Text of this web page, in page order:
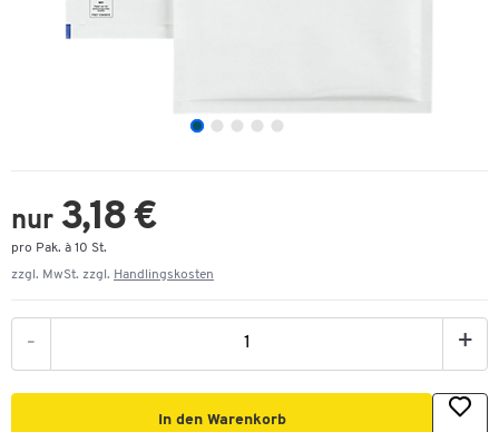
nur 3,18 €
pro Pak. à 10 St.
zzgl. MwSt. zzgl. Handlingskosten
- +
In den Warenkorb